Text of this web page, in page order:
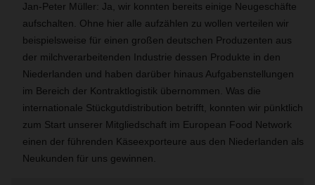
Jan-Peter Müller: Ja, wir konnten bereits einige Neugeschäfte
aufschalten. Ohne hier alle aufzählen zu wollen verteilen wir
beispielsweise für einen großen deutschen Produzenten aus
der milchverarbeitenden Industrie dessen Produkte in den
Niederlanden und haben darüber hinaus Aufgabenstellungen
im Bereich der Kontraktlogistik übernommen. Was die
internationale Stückgutdistribution betrifft, konnten wir pünktlich
zum Start unserer Mitgliedschaft im European Food Network
einen der führenden Käseexporteure aus den Niederlanden als
Neukunden für uns gewinnen.